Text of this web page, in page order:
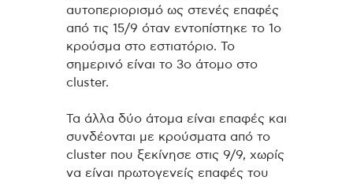
αυτοπεριορισμό ως στενές επαφές
από τις 15/9 όταν εντοπίστηκε το 1ο
κρούσμα στο εστιατόριο. Το
σημερινό είναι το 3ο άτομο στο
cluster.
Τα άλλα δύο άτομα είναι επαφές και
συνδέονται με κρούσματα από το
cluster που ξεκίνησε στις 9/9, χωρίς
να είναι πρωτογενείς επαφές του